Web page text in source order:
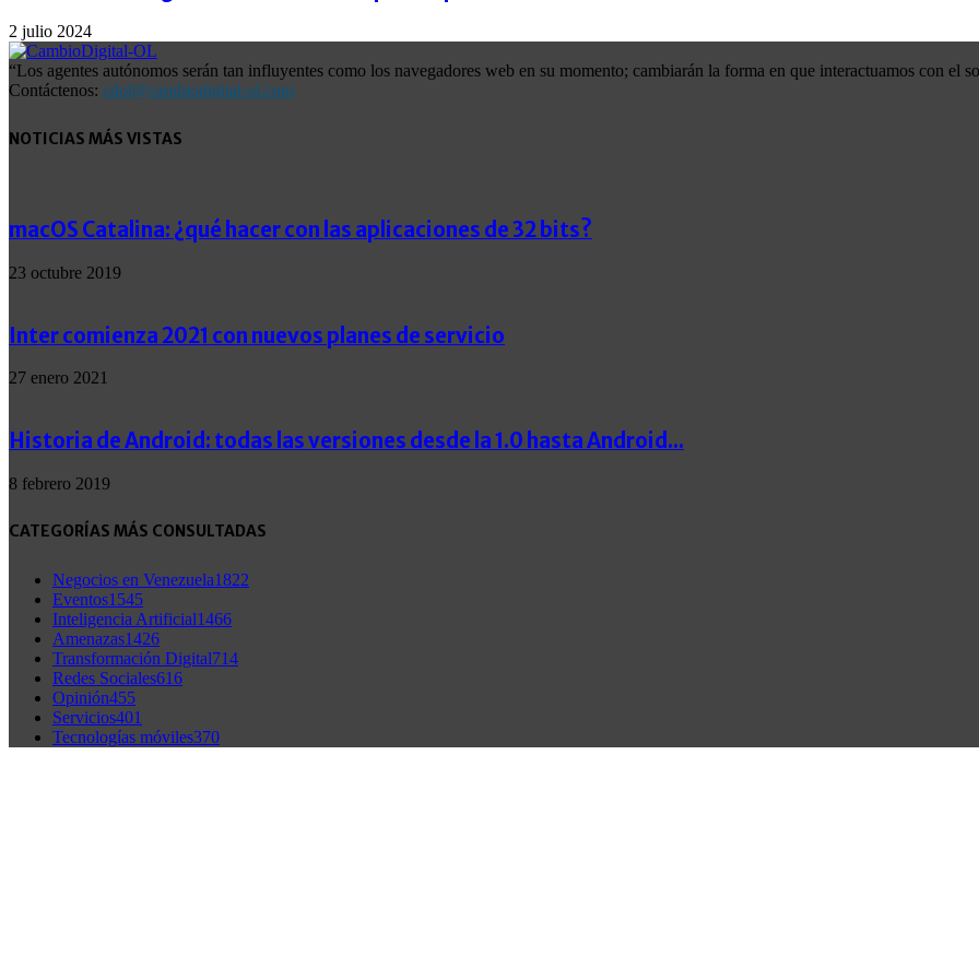
2 julio 2024
“Los agentes autónomos serán tan influyentes como los navegadores web en su momento; cambiarán la forma en que interactuamos con el
Contáctenos: cdol@cambiodigital-ol.com
NOTICIAS MÁS VISTAS
macOS Catalina: ¿qué hacer con las aplicaciones de 32 bits?
23 octubre 2019
Inter comienza 2021 con nuevos planes de servicio
27 enero 2021
Historia de Android: todas las versiones desde la 1.0 hasta Android...
8 febrero 2019
CATEGORÍAS MÁS CONSULTADAS
Negocios en Venezuela1822
Eventos1545
Inteligencia Artificial1466
Amenazas1426
Transformación Digital714
Redes Sociales616
Opinión455
Servicios401
Tecnologías móviles370